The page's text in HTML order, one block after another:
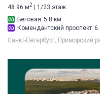
48.96 м2
| 1/23 этаж
Беговая 5.8 км
Комендантский проспект
Санкт-Петербург, Приморский